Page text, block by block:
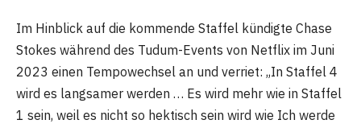
Im Hinblick auf die kommende Staffel kündigte Chase
Stokes während des Tudum-Events von Netflix im Juni
2023 einen Tempowechsel an und verriet: „In Staffel 4
wird es langsamer werden … Es wird mehr wie in Staffel
1 sein, weil es nicht so hektisch sein wird wie Ich werde